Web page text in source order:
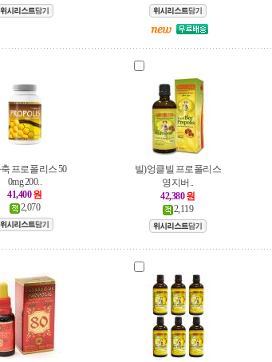
프로폴리스 50
0mg 200..
41,400원
2,070
빌)엉클빌 프로폴리스
영지버..
42,380원
2,119